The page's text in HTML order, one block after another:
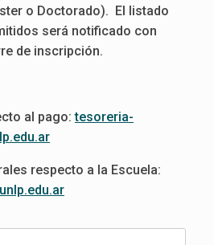
o Doctorado). El listado
será notificado con
de inscripción.
al pago:tesoreria-
respecto a la Escuela: